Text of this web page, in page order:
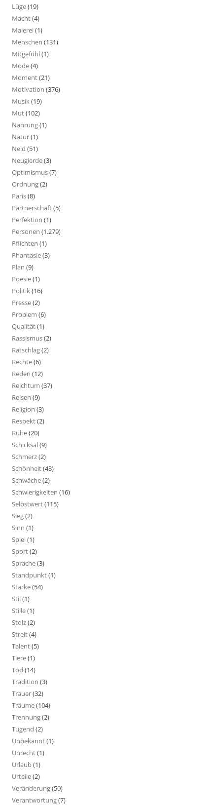
Lüge(19)
Macht(4)
Malerei(1)
Menschen (131)
Mitgefühl(1)
Mode(4)
Moment(21)
Motivation (376)
Musik(19)
Mut(102)
Nahrung(1)
Natur(1)
Neid (51)
Neugierde(3)
Optimismus(7)
Ordnung(2)
Paris(8)
Partnerschaft(5)
Perfektion (1)
Personen (1.279)
Pflichten (1)
Phantasie(3)
Plan (9)
Poesie(1)
Politik(16)
Presse(2)
Problem (6)
Qualität(1)
Rassismus(2)
Ratschlag(2)
Rechte(6)
Reden (12)
Reichtum (37)
Reisen (9)
Religion (3)
Respekt(2)
Ruhe(20)
Schicksal(9)
Schmerz(2)
Schönheit(43)
Schwäche(2)
Schwierigkeiten (16)
Selbstwert(115)
Sieg(2)
Sinn (1)
Spiel(1)
Sport(2)
Sprache(3)
Standpunkt(1)
Stärke(54)
Stil(1)
Stille(1)
Stolz(2)
Streit(4)
Talent(5)
Tiere(1)
Tod (14)
Tradition (3)
Trauer(32)
Träume(104)
Trennung(2)
Tugend (2)
Unbekannt(1)
Unrecht(1)
Urlaub(1)
Urteile(2)
Veränderung(50)
Verantwortung(7)